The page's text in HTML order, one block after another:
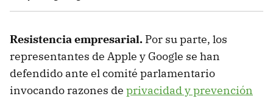
Resistencia empresarial. Por su parte, los
representantes de Apple y Google se han
defendido ante el comité parlamentario
invocando razones de privacidad y prevención